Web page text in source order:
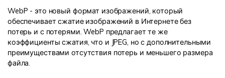
WebP - это новый формат изображений, который
обеспечивает сжатие изображений в Интернете без
потерь и с потерями. WebP предлагает те же
коэффициенты сжатия, что и JPEG, но с дополнительными
преимуществами отсутствия потерь и меньшего размера
файла.